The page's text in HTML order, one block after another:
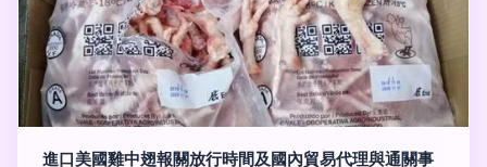
進口美國雞中翅報關放行時間及國內貿易代理與通關事